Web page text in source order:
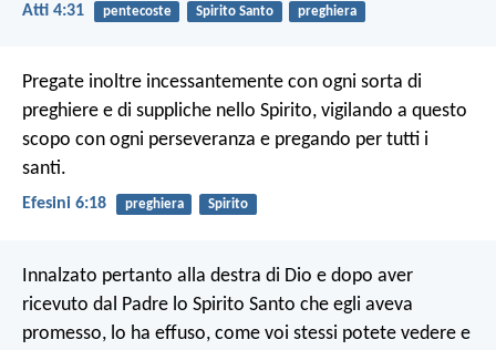
Atti 4:31 pentecoste Spirito Santo preghiera
Pregate inoltre incessantemente con ogni sorta di
preghiere e di suppliche nello Spirito, vigilando a questo
scopo con ogni perseveranza e pregando per tutti i
santi.
Efesini 6:18 preghiera Spirito
Innalzato pertanto alla destra di Dio e dopo aver
ricevuto dal Padre lo Spirito Santo che egli aveva
promesso, lo ha effuso, come voi stessi potete vedere e